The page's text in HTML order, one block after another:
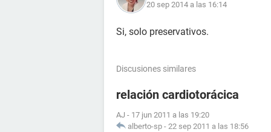
20 sep 2014 a las 16:14
Si, solo preservativos.
Discusiones similares
relación cardiotorácica
AJ - 17 jun 2011 a las 19:20
alberto-sp - 22 sep 2011 a las 18:56